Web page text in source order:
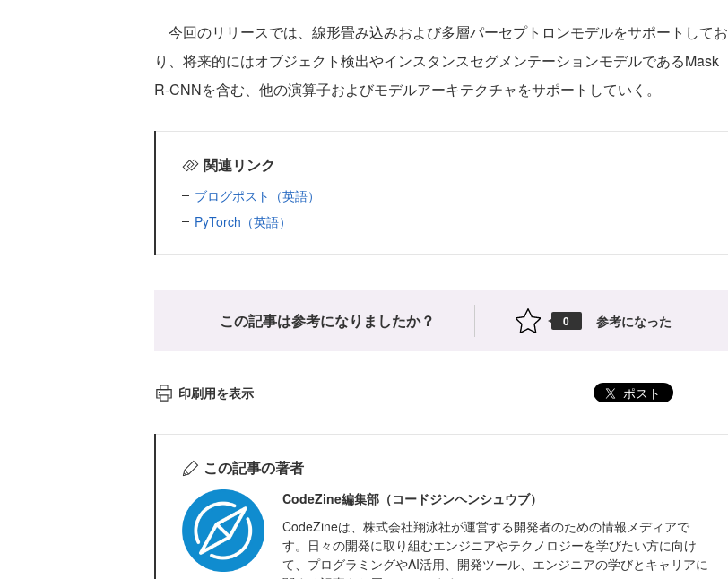
今回のリリースでは、線形畳み込みおよび多層パーセプトロンモデルをサポートしてお
り、将来的にはオブジェクト検出やインスタンスセグメンテーションモデルであるMask
R-CNNを含む、他の演算子およびモデルアーキテクチャをサポートしていく。
関連リンク
ブログポスト（英語）
PyTorch（英語）
この記事は参考になりましたか？ 0 参考になった
印刷用を表示 ポスト
この記事の著者
CodeZine編集部（コードジンヘンシュウブ）
CodeZineは、株式会社翔泳社が運営する開発者のための情報メディアで
す。日々の開発に取り組むエンジニアやテクノロジーを学びたい方に向け
て、プログラミングやAI活用、開発ツール、エンジニアの学びとキャリアに